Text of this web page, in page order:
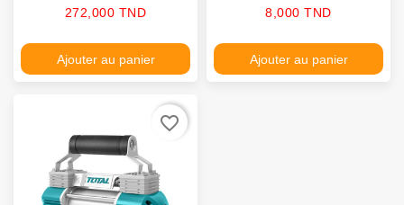
Prix
272,000 TND
Ajouter au panier
Prix
8,000 TND
Ajouter au panier
favorite_border